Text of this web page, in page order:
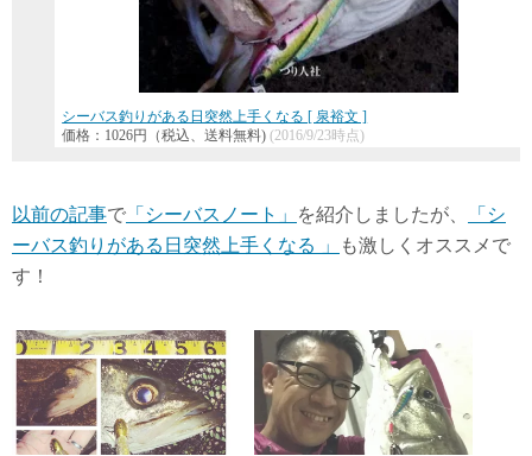
シーバス釣りがある日突然上手くなる [ 泉裕文 ]
価格：1026円（税込、送料無料)(2016/9/23時点)
以前の記事で 「シーバスノート」 を紹介しましたが、
「シ
ーバス釣りがある日突然上手くなる 」
も激しくオススメで
す！